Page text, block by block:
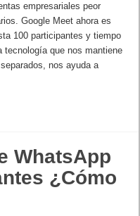
empresariales peor
Google Meet ahora es
100 participantes y tiempo
tecnología que nos mantiene
nos ayuda a
WhatsApp
¿Cómo